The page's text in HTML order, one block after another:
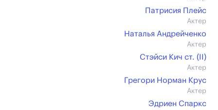
Патрисия Плейс
Актер
Наталья Андрейченко
Актер
Стэйси Кич ст. (II)
Актер
Грегори Норман Крус
Актер
Эдриен Спаркс